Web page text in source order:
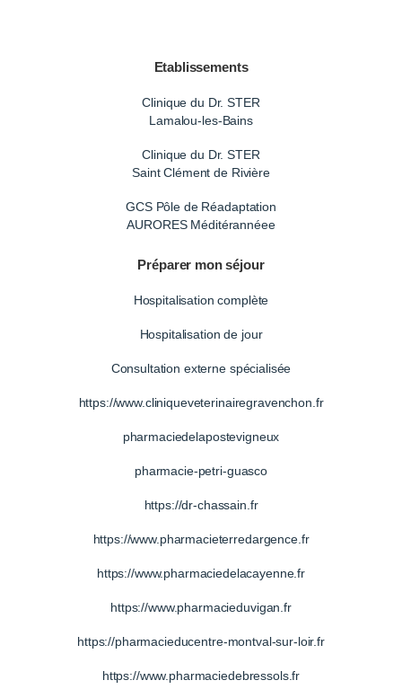
Etablissements
Clinique du Dr. STER
Lamalou-les-Bains
Clinique du Dr. STER
Saint Clément de Rivière
GCS Pôle de Réadaptation
AURORES Méditérannéee
Préparer mon séjour
Hospitalisation complète
Hospitalisation de jour
Consultation externe spécialisée
https://www.cliniqueveterinairegravenchon.fr
pharmaciedelapostevigneux
pharmacie-petri-guasco
https://dr-chassain.fr
https://www.pharmacieterredargence.fr
https://www.pharmaciedelacayenne.fr
https://www.pharmacieduvigan.fr
https://pharmacieducentre-montval-sur-loir.fr
https://www.pharmaciedebressols.fr